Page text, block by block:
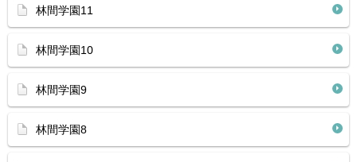
林間学園11
林間学園10
林間学園9
林間学園8